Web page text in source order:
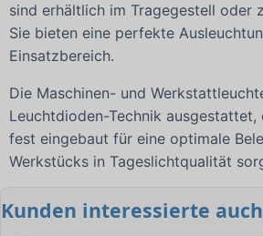
sind erhältlich im Tragegestell oder
Sie bieten eine perfekte
Einsatzbereich.
Die Maschinen- und
Leuchtdioden-Technik
fest eingebaut für eine optimale
Werkstücks in Tageslichtqualität
Kunden interessierte auch